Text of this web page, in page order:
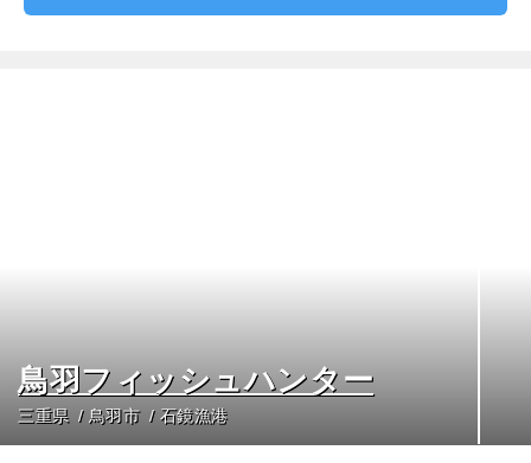
鳥羽フィッシュハンター
三重県 鳥羽市 石鏡漁港